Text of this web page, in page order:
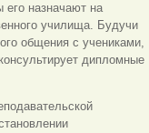
его назначают на
училища. Будучи
общения с учениками,
дипломные